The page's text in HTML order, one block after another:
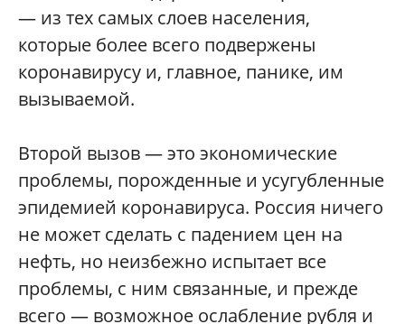
— из тех самых слоев населения,
которые более всего подвержены
коронавирусу и, главное, панике, им
вызываемой.
Второй вызов — это экономические
проблемы, порожденные и усугубленные
эпидемией коронавируса. Россия ничего
не может сделать с падением цен на
нефть, но неизбежно испытает все
проблемы, с ним связанные, и прежде
всего — возможное ослабление рубля и